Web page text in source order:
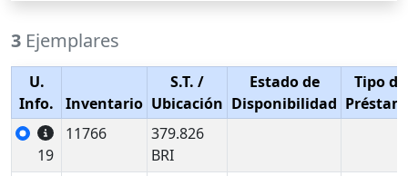
3 Ejemplares
U.
Info.
Inventario
S.T. /
Ubicación
Estado de
Disponibilidad
Tipo de
19
11766
379.826
BRI